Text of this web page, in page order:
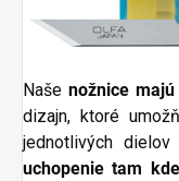
Našenožnice
dizajn, ktoré
jednotlivých
uchopenie tam